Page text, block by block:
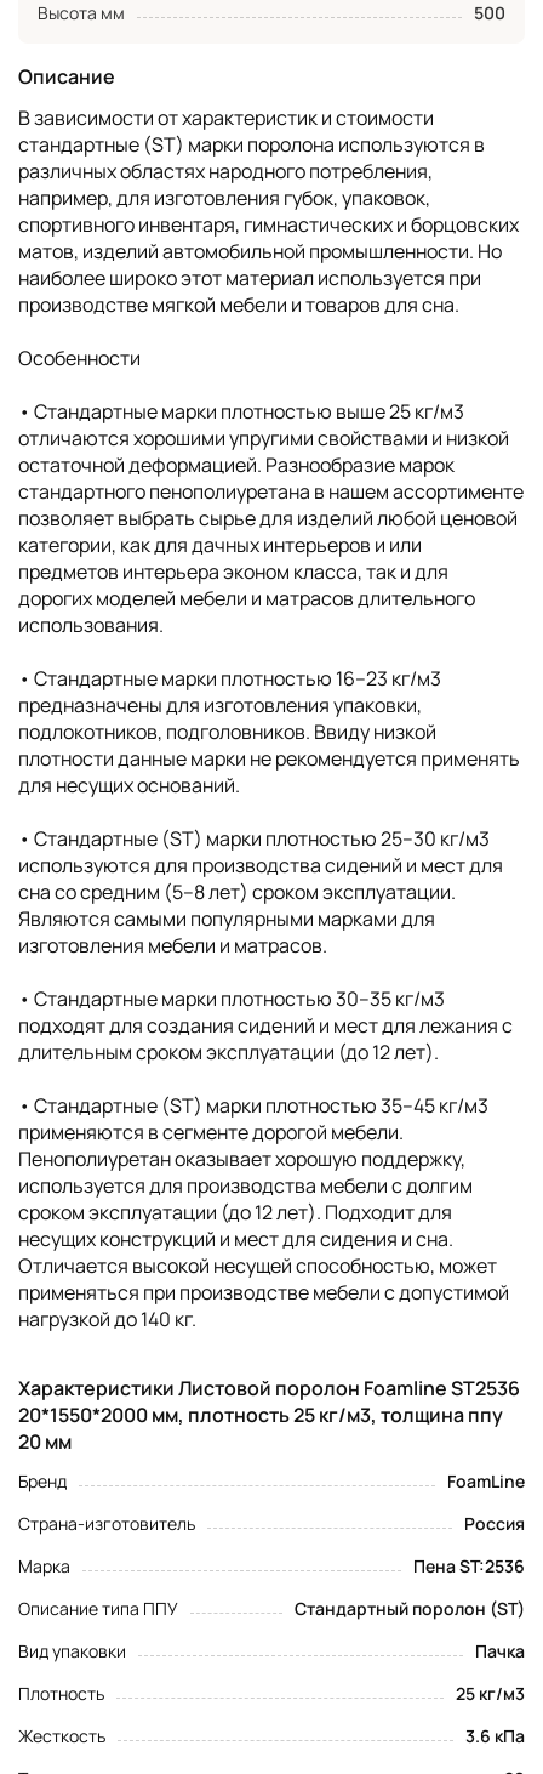
Описание
В зависимости от характеристик и стоимости
стандартные (ST) марки поролона используются в
различных областях народного потребления,
например, для изготовления губок, упаковок,
спортивного инвентаря, гимнастических и борцовских
матов, изделий автомобильной промышленности. Но
наиболее широко этот материал используется при
производстве мягкой мебели и товаров для сна.
Особенности
• Cтандартные марки плотностью выше 25 кг/м3
отличаются хорошими упругими свойствами и низкой
остаточной деформацией. Разнообразие марок
стандартного пенополиуретана в нашем ассортименте
позволяет выбрать сырье для изделий любой ценовой
категории, как для дачных интерьеров и или
предметов интерьера эконом класса, так и для
дорогих моделей мебели и матрасов длительного
использования.
• Cтандартные марки плотностью 16–23 кг/м3
предназначены для изготовления упаковки,
подлокотников, подголовников. Ввиду низкой
плотности данные марки не рекомендуется применять
для несущих оснований.
• Стандартные (ST) марки плотностью 25–30 кг/м3
используются для производства сидений и мест для
сна со средним (5–8 лет) сроком эксплуатации.
Являются самыми популярными марками для
изготовления мебели и матрасов.
• Стандартные марки плотностью 30–35 кг/м3
подходят для создания сидений и мест для лежания с
длительным сроком эксплуатации (до 12 лет).
• Стандартные (ST) марки плотностью 35–45 кг/м3
применяются в сегменте дорогой мебели.
Пенополиуретан оказывает хорошую поддержку,
используется для производства мебели с долгим
сроком эксплуатации (до 12 лет). Подходит для
несущих конструкций и мест для сидения и сна.
Отличается высокой несущей способностью, может
применяться при производстве мебели с допустимой
нагрузкой до 140 кг.
Характеристики Листовой поролон Foamline ST2536
20*1550*2000 мм, плотность 25 кг/м3, толщина ппу
20 мм
Бренд
FoamLine
Страна-изготовитель
Россия
Марка
Пена ST:2536
Описание типа ППУ
Стандартный поролон (ST)
Вид упаковки
Пачка
Плотность
25 кг/м3
Жесткость
3.6 кПа
Высота мм
500